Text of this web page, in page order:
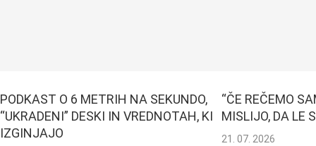
PODKAST O 6 METRIH NA SEKUNDO,
“UKRADENI” DESKI IN VREDNOTAH, KI
IZGINJAJO
“ČE REČEMO
MISLIJO, DA LE
21. 07. 2026